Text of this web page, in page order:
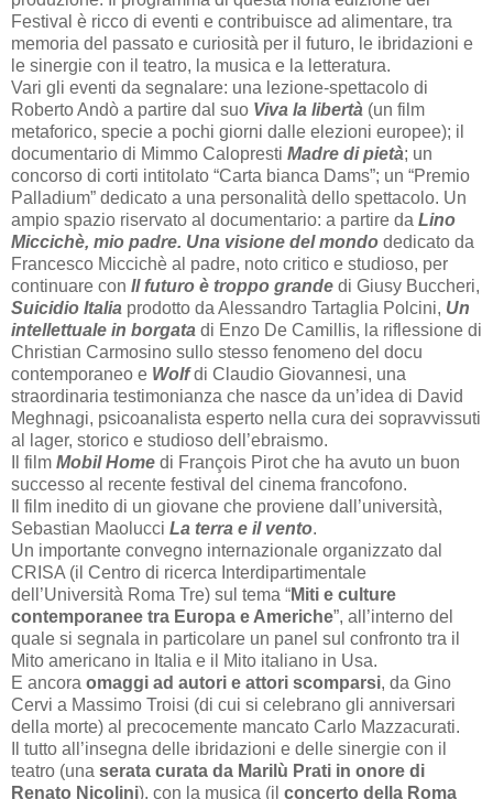
Festival è ricco di eventi e contribuisce ad alimentare, tra
memoria del passato e curiosità per il futuro, le ibridazioni e
le sinergie con il teatro, la musica e la letteratura.
Vari gli eventi da segnalare: una lezione-spettacolo di
Roberto Andò a partire dal suo Viva la libertà (un film
metaforico, specie a pochi giorni dalle elezioni europee); il
documentario di Mimmo Calopresti Madre di pietà; un
concorso di corti intitolato “Carta bianca Dams”; un “Premio
Palladium” dedicato a una personalità dello spettacolo. Un
ampio spazio riservato al documentario: a partire da Lino
Miccichè, mio padre. Una visione del mondo dedicato da
Francesco Miccichè al padre, noto critico e studioso, per
continuare con Il futuro è troppo grande di Giusy Buccheri,
Suicidio Italia prodotto da Alessandro Tartaglia Polcini, Un
intellettuale in borgata di Enzo De Camillis, la riflessione di
Christian Carmosino sullo stesso fenomeno del docu
contemporaneo e Wolfdi Claudio Giovannesi, una
straordinaria testimonianza che nasce da un’idea di David
Meghnagi, psicoanalista esperto nella cura dei sopravvissuti
al lager, storico e studioso dell’ebraismo.
Il film Mobil Home di François Pirot che ha avuto un buon
successo al recente festival del cinema francofono.
Il film inedito di un giovane che proviene dall’università,
Sebastian Maolucci La terra e il vento.
Un importante convegno internazionale organizzato dal
CRISA (il Centro di ricerca Interdipartimentale
dell’Università Roma Tre) sul tema “Miti e culture
contemporanee tra Europa e Americhe”, all’interno del
quale si segnala in particolare un panel sul confronto tra il
Mito americano in Italia e il Mito italiano in Usa.
E ancora omaggi ad autori e attori scomparsi, da Gino
Cervi a Massimo Troisi (di cui si celebrano gli anniversari
della morte) al precocemente mancato Carlo Mazzacurati.
Il tutto all’insegna delle ibridazioni e delle sinergie con il
teatro (una serata curata da Marilù Prati in onore di
Renato Nicolini), con la musica (il concerto della Roma